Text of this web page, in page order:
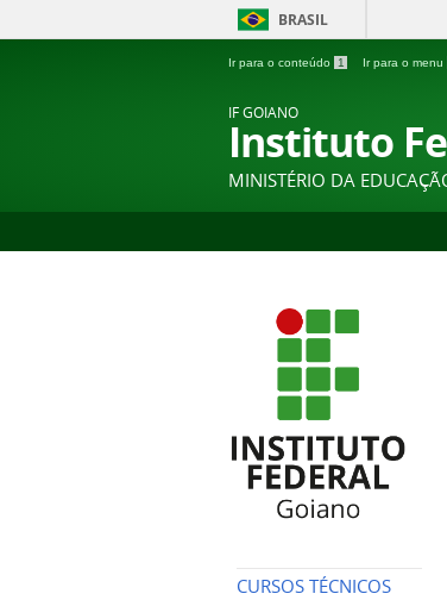
BRASIL
Ir para o conteúdo 1 Ir para o menu
IF GOIANO
Instituto
MINISTÉRIO DA
CURSOS TÉCNICOS